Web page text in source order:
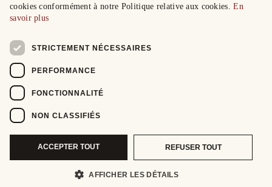
cookies conformément à notre Politique relative aux cookies.En
savoir plus
STRICTEMENT NÉCESSAIRES
PERFORMANCE
FONCTIONNALITÉ
NON CLASSIFIÉS
ACCEPTER TOUT REFUSER TOUT
AFFICHER LES DÉTAILS